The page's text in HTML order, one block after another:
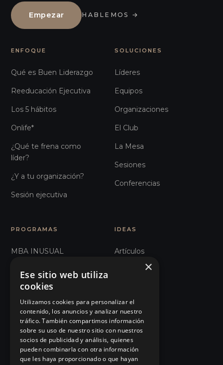
Empezar HABLEMOS →
ENFOQUE
Qué es Buen Liderazgo
Reeducación Ejecutiva
Los 5 hábitos
Onlife*
¿Qué te frena como
líder?
¿Y a tu organización?
Sesión ejecutiva
SOLUCIONES
Líderes
Equipos
Organizaciones
El Club
La Mesa
Sesiones
Conferencias
PROGRAMAS
MBA INUSUAL
Humanos con Recursos
Recursos Inhumanos
Comunicación e
Influencia
101 Errores de liderazgo
Organizaciones Sanitarias
IDEAS
Artículos
Podcast
Manifiesto
Eventos
Tienda
×
Ese sitio web utiliza
cookies
Utilizamos cookies para personalizar el
contenido, los anuncios y analizar nuestro
tráfico. También compartimos información
sobre su uso de nuestro sitio con nuestros
socios de publicidad y análisis, quienes
pueden combinarla con otra información
que les haya proporcionado o que hayan